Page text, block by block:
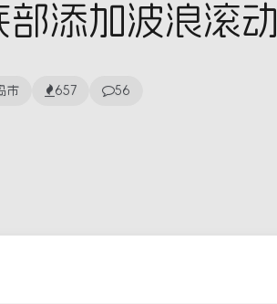
添加波浪滚动
市 657 56